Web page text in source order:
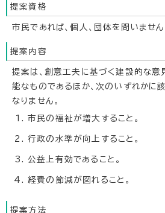
提案資格
市民であれば、個人、団体を問いません
提案内容
提案は、創意工夫に基づく建設的な意
能なものであるほか、次のいずれかに
なりません。
市民の福祉が増大すること。
行政の水準が向上すること。
公益上有効であること。
経費の節減が図れること。
提案方法